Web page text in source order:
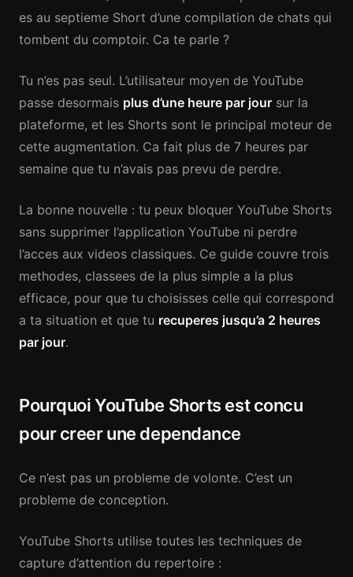
es au septieme Short d’une compilation de chats qui
tombent du comptoir. Ca te parle ?
Tu n’es pas seul. L’utilisateur moyen de YouTube
passe desormais plus d’une heure par jour sur la
plateforme, et les Shorts sont le principal moteur de
cette augmentation. Ca fait plus de 7 heures par
semaine que tu n’avais pas prevu de perdre.
La bonne nouvelle : tu peux bloquer YouTube Shorts
sans supprimer l’application YouTube ni perdre
l’acces aux videos classiques. Ce guide couvre trois
methodes, classees de la plus simple a la plus
efficace, pour que tu choisisses celle qui correspond
a ta situation et que tu recuperes jusqu’a 2 heures
par jour.
Pourquoi YouTube Shorts est concu
pour creer une dependance
Ce n’est pas un probleme de volonte. C’est un
probleme de conception.
YouTube Shorts utilise toutes les techniques de
capture d’attention du repertoire :